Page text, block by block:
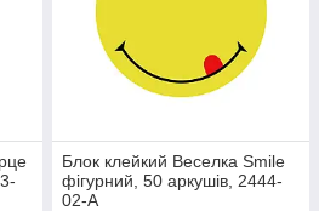
Блок клейкий Веселка Smile
фігурний, 50 аркушів, 2444-
02-A